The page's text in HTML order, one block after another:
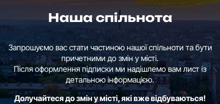
Наша спільнота
Запрошуємо вас стати частиною нашої спільноти та бути
причетними до змін у місті.
Після оформлення підписки ми надішлемо вам лист із
детальною інформацією.
Долучайтеся до змін у місті, які вже відбуваються!